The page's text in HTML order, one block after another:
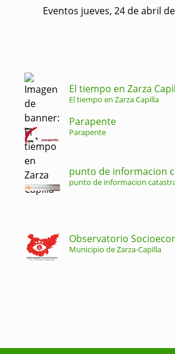
Eventos jueves, 24 de abril
El tiempo en Zarza
El tiempo en Zarza Capilla
Parapente
Parapente
punto de informacion
punto de informacion
Observatorio
Municipio de Zarza-Capilla